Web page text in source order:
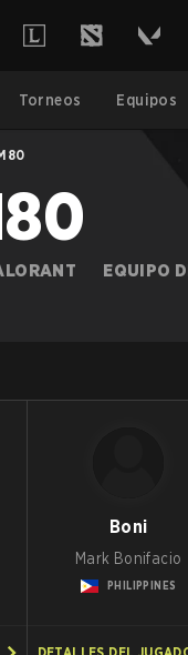
Torneos Equipos
EQUIPO
Boni
Mark Bonifacio
PHILIPPINES
DETALLES DEL